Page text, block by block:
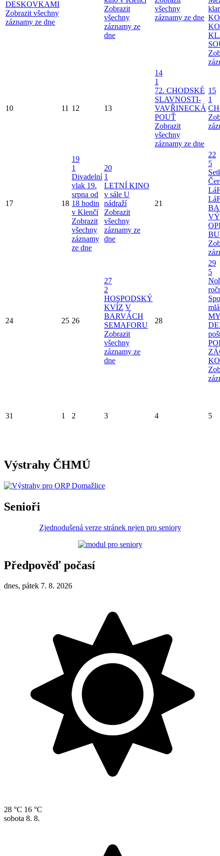
DESKOVKAMI
Zobrazit všechny
záznamy ze dne
Zobrazit
všechny
záznamy ze
dne
všechny
záznamy ze dne
10 11 12 13
14
1
72. CHODSKÉ
SLAVNOSTI-
VAVŘINECKÁ
POUŤ
Zobrazit
všechny
záznamy ze dne
15
1
17 18
19
1
Divadelní
vlak 19.
srpna od
18 hodin
v Klenčí
Zobrazit
všechny
záznamy
ze dne
20
1
LETNÍ KINO
v sále U
nádraží
Zobrazit
všechny
záznamy ze
dne
21
22
5
24 25 26
27
2
HOSPODSKÝ
KVÍZ V
BARVÁCH
SEMAFORU
Zobrazit
všechny
záznamy ze
dne
28
29
5
31 1 2 3 4 5
Výstrahy ČHMÚ
Senioři
Zjednodušená verze stránek nejen pro seniory
Předpověď počasí
dnes, pátek 7. 8. 2026
28 °C 16 °C
sobota 8. 8.